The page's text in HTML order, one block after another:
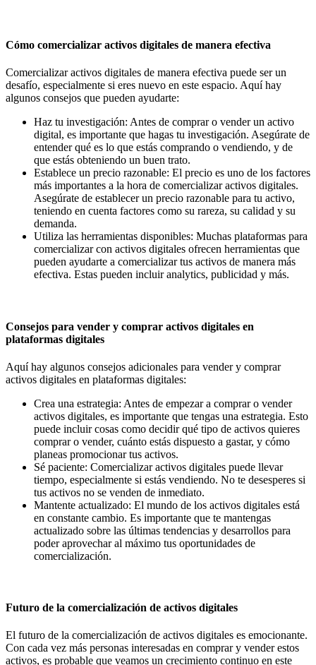
Cómo comercializar activos digitales de manera efectiva
Comercializar activos digitales de manera efectiva puede ser un
desafío, especialmente si eres nuevo en este espacio. Aquí hay
algunos consejos que pueden ayudarte:
Haz tu investigación: Antes de comprar o vender un activo
digital, es importante que hagas tu investigación. Asegúrate de
entender qué es lo que estás comprando o vendiendo, y de
que estás obteniendo un buen trato.
Establece un precio razonable: El precio es uno de los factores
más importantes a la hora de comercializar activos digitales.
Asegúrate de establecer un precio razonable para tu activo,
teniendo en cuenta factores como su rareza, su calidad y su
demanda.
Utiliza las herramientas disponibles: Muchas plataformas para
comercializar con activos digitales ofrecen herramientas que
pueden ayudarte a comercializar tus activos de manera más
efectiva. Estas pueden incluir analytics, publicidad y más.
Consejos para vender y comprar activos digitales en
plataformas digitales
Aquí hay algunos consejos adicionales para vender y comprar
activos digitales en plataformas digitales:
Crea una estrategia: Antes de empezar a comprar o vender
activos digitales, es importante que tengas una estrategia. Esto
puede incluir cosas como decidir qué tipo de activos quieres
comprar o vender, cuánto estás dispuesto a gastar, y cómo
planeas promocionar tus activos.
Sé paciente: Comercializar activos digitales puede llevar
tiempo, especialmente si estás vendiendo. No te desesperes si
tus activos no se venden de inmediato.
Mantente actualizado: El mundo de los activos digitales está
en constante cambio. Es importante que te mantengas
actualizado sobre las últimas tendencias y desarrollos para
poder aprovechar al máximo tus oportunidades de
comercialización.
Futuro de la comercialización de activos digitales
El futuro de la comercialización de activos digitales es emocionante.
Con cada vez más personas interesadas en comprar y vender estos
activos, es probable que veamos un crecimiento continuo en este